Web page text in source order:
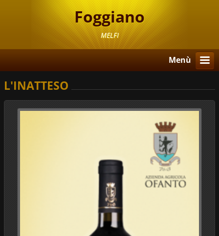
Foggiano
MELFI
Menù
L'INATTESO